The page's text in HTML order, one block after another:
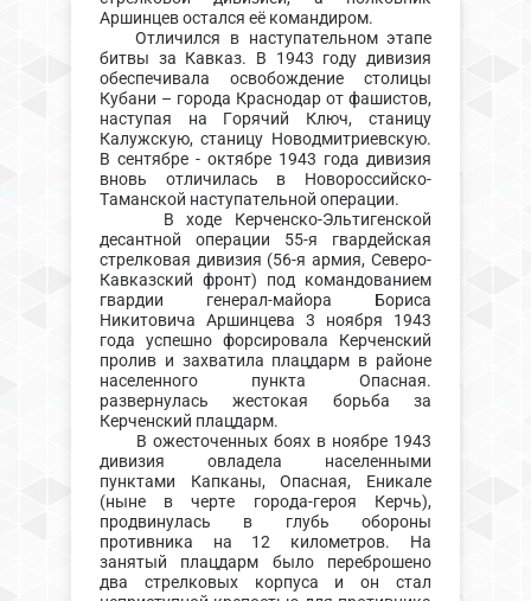
Аршинцев остался её командиром.
Отличился в наступательном этапе
битвы за Кавказ. В 1943 году дивизия
обеспечивала освобождение столицы
Кубани – города Краснодар от фашистов,
наступая на Горячий Ключ, станицу
Калужскую, станицу Новодмитриевскую.
В сентябре - октябре 1943 года дивизия
вновь отличилась в Новороссийско-
Таманской наступательной операции.
В ходе Керченско-Эльтигенской
десантной операции 55-я гвардейская
стрелковая дивизия (56-я армия, Северо-
Кавказский фронт) под командованием
гвардии генерал-майора Бориса
Никитовича Аршинцева 3 ноября 1943
года успешно форсировала Керченский
пролив и захватила плацдарм в районе
населенного пункта Опасная.
развернулась жестокая борьба за
Керченский плацдарм.
В ожесточенных боях в ноябре 1943
дивизия овладела населенными
пунктами Капканы, Опасная, Еникале
(ныне в черте города-героя Керчь),
продвинулась в глубь обороны
противника на 12 километров. На
занятый плацдарм было переброшено
два стрелковых корпуса и он стал